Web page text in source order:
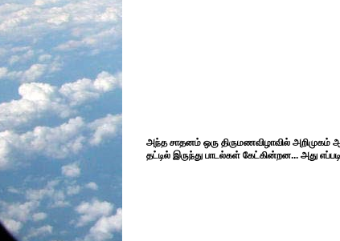
அந்த சாதனம் ஒரு திருமணவிழாவில் அறிமுகம்
தட்டில் இருந்து பாடல்கள் கேட்கின்றன... அது